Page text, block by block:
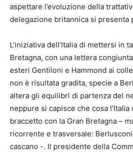
aspettare l’evoluzione della
delegazione britannica si presenta
L’iniziativa dell’Italia di mettersi in
Bretagna, con una lettera
esteri Gentiloni e Hammond ai
non è risultata gradita, specie a
altera gli equilibri di partenza del
neppure si capisce che cosa
braccetto con la Gran Bretagna –
ricorrente e trasversale:
cascano -. Il presidente della